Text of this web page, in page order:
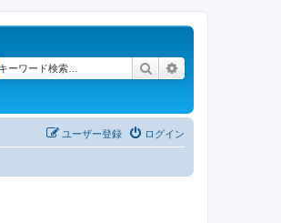
検索
ログイン
ユーザー登録